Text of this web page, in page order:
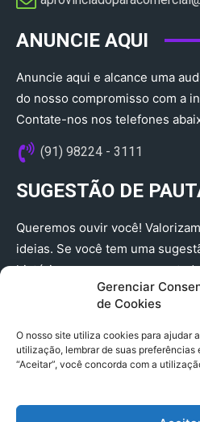
Gerenciar
de Cookies
O nosso site utiliza cookies para ajudar
utilização, lembrar de suas
“Aceitar”, você concorda com a
ANUNCIE AQUI
Anuncie aqui e alcance uma
do nosso compromisso com a
Contate-nos nos telefones
(91) 98224 - 3111
SUGESTÃO DE
Queremos ouvir você!
ideias. Se você tem uma
história que merece ser
(91) 98224 - 3111